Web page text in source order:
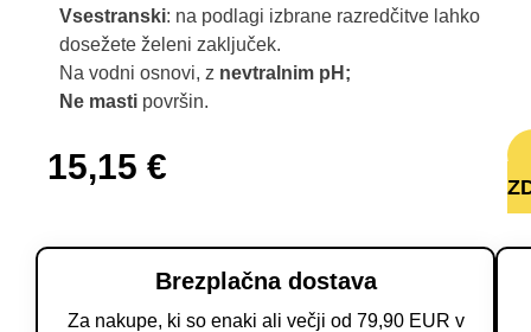
Vsestranski: na podlagi izbrane razredčitve lahko
dosežete želeni zaključek.
Na vodni osnovi, z nevtralnim pH;
Ne masti površin.
15,15 €
Brezplačna dostava
Za nakupe, ki so enaki ali večji od 79,90 EUR v